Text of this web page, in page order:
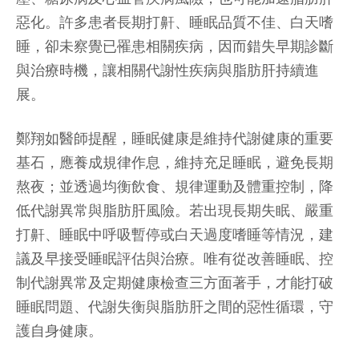
惡化。許多患者長期打鼾、睡眠品質不佳、白天嗜
睡，卻未察覺已罹患相關疾病，因而錯失早期診斷
與治療時機，讓相關代謝性疾病與脂肪肝持續進
展。
鄭翔如醫師提醒，睡眠健康是維持代謝健康的重要
基石，應養成規律作息，維持充足睡眠，避免長期
熬夜；並透過均衡飲食、規律運動及體重控制，降
低代謝異常與脂肪肝風險。若出現長期失眠、嚴重
打鼾、睡眠中呼吸暫停或白天過度嗜睡等情況，建
議及早接受睡眠評估與治療。唯有從改善睡眠、控
制代謝異常及定期健康檢查三方面著手，才能打破
睡眠問題、代謝失衡與脂肪肝之間的惡性循環，守
護自身健康。